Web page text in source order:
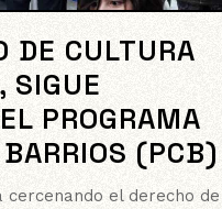
DE CULTURA
SIGUE
PROGRAMA
(PCB)
cercenando el derecho de